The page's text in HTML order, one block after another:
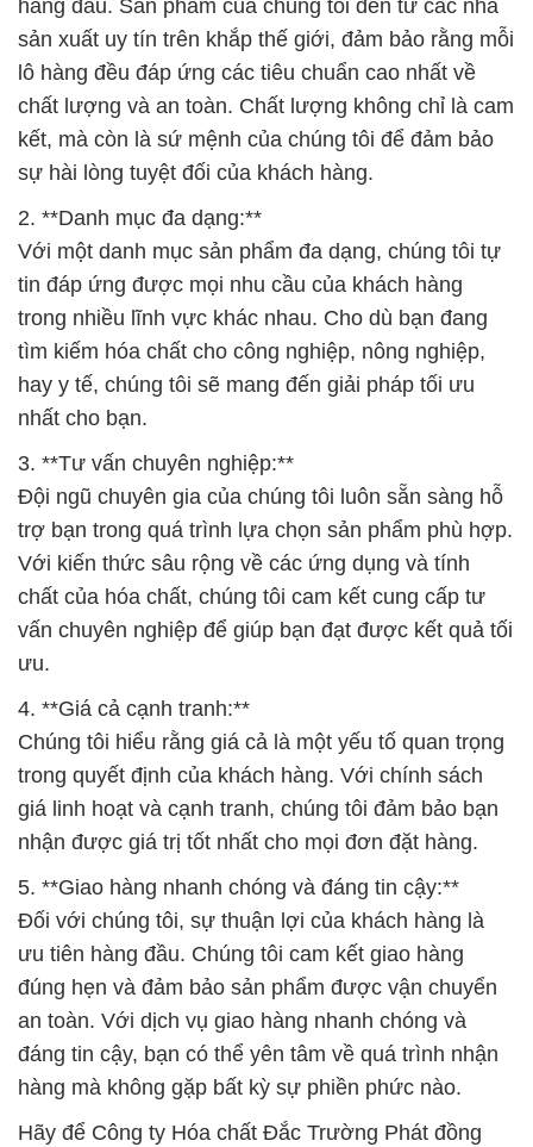
hàng đầu. Sản phẩm của chúng tôi đến từ các nhà
sản xuất uy tín trên khắp thế giới, đảm bảo rằng mỗi
lô hàng đều đáp ứng các tiêu chuẩn cao nhất về
chất lượng và an toàn. Chất lượng không chỉ là cam
kết, mà còn là sứ mệnh của chúng tôi để đảm bảo
sự hài lòng tuyệt đối của khách hàng.
2. **Danh mục đa dạng:**
Với một danh mục sản phẩm đa dạng, chúng tôi tự
tin đáp ứng được mọi nhu cầu của khách hàng
trong nhiều lĩnh vực khác nhau. Cho dù bạn đang
tìm kiếm hóa chất cho công nghiệp, nông nghiệp,
hay y tế, chúng tôi sẽ mang đến giải pháp tối ưu
nhất cho bạn.
3. **Tư vấn chuyên nghiệp:**
Đội ngũ chuyên gia của chúng tôi luôn sẵn sàng hỗ
trợ bạn trong quá trình lựa chọn sản phẩm phù hợp.
Với kiến thức sâu rộng về các ứng dụng và tính
chất của hóa chất, chúng tôi cam kết cung cấp tư
vấn chuyên nghiệp để giúp bạn đạt được kết quả tối
ưu.
4. **Giá cả cạnh tranh:**
Chúng tôi hiểu rằng giá cả là một yếu tố quan trọng
trong quyết định của khách hàng. Với chính sách
giá linh hoạt và cạnh tranh, chúng tôi đảm bảo bạn
nhận được giá trị tốt nhất cho mọi đơn đặt hàng.
5. **Giao hàng nhanh chóng và đáng tin cậy:**
Đối với chúng tôi, sự thuận lợi của khách hàng là
ưu tiên hàng đầu. Chúng tôi cam kết giao hàng
đúng hẹn và đảm bảo sản phẩm được vận chuyển
an toàn. Với dịch vụ giao hàng nhanh chóng và
đáng tin cậy, bạn có thể yên tâm về quá trình nhận
hàng mà không gặp bất kỳ sự phiền phức nào.
Hãy để Công ty Hóa chất Đắc Trường Phát đồng